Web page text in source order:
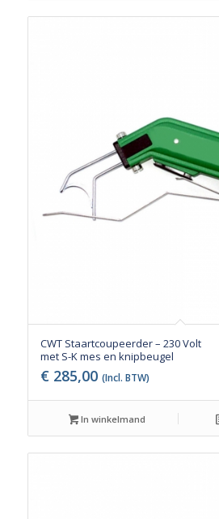
CWT Staartcoupeerder – 230 Volt
met S-K mes en knipbeugel
€ 285,00 (Incl. BTW)
In winkelmand